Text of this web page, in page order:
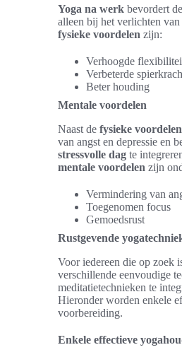
Yoga na werk bevordert
alleen bij het verlichten
fysieke voordelen zijn:
Verhoogde
Verbeterde
Beter houding
Mentale voordelen
Naast de fysieke voordelen
van angst en depressie en
stressvolle dag te
mentale voordelen zijn
Vermindering van
Toegenomen focus
Gemoedsrust
Rustgevende
Voor iedereen die op zoek
verschillende eenvoudige
meditatietechnieken te
Hieronder worden enkele
voorbereiding.
Enkele effectieve